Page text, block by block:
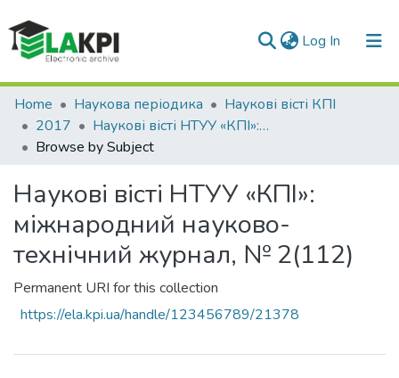
Log In (current)
Communities & Collections
All of DSpace
Home Наукова періодика
Наукові вісті КПІ
2017
Наукові вісті НТУУ «КПІ»: міжнародний науково-технічний журнал, № 2(112)
Browse by Subject
Наукові вісті НТУУ «КПІ»:
міжнародний науково-
технічний журнал, № 2(112)
Permanent URI for this collection
https://ela.kpi.ua/handle/123456789/21378